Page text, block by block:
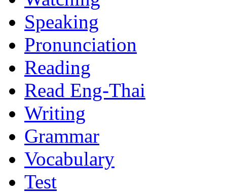
Speaking
Pronunciation
Reading
Read Eng-Thai
Writing
Grammar
Vocabulary
Test